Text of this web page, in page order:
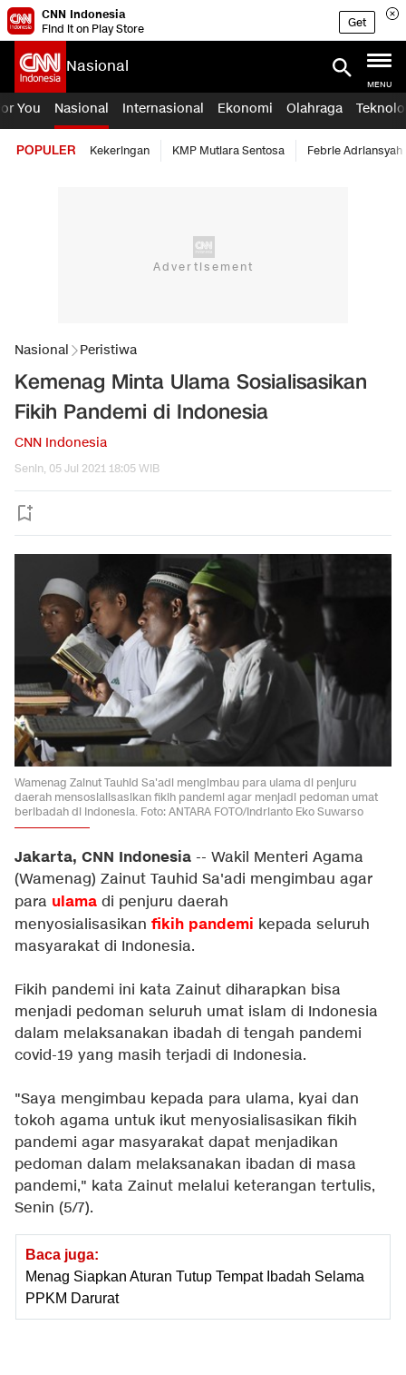
CNN Indonesia
Find it on Play Store
Get
Nasional
MENU
You Nasional Internasional Ekonomi Olahraga
POPULER Kekeringan KMP Mutiara Sentosa Febrie Adriansyah
Nasional Peristiwa
Kemenag Minta Ulama Sosialisasikan
Fikih Pandemi di Indonesia
CNN Indonesia
Senin, 05 Jul 2021 18:05 WIB
Wamenag Zainut Tauhid Sa'adi mengimbau para ulama di penjuru
daerah mensosialisasikan fikih pandemi agar menjadi pedoman umat
beribadah di Indonesia. Foto: ANTARA FOTO/Indrianto Eko Suwarso
Jakarta, CNN Indonesia -- Wakil Menteri Agama
(Wamenag) Zainut Tauhid Sa'adi mengimbau agar
para ulama di penjuru daerah
menyosialisasikan fikih pandemi kepada seluruh
masyarakat di Indonesia.
Fikih pandemi ini kata Zainut diharapkan bisa
menjadi pedoman seluruh umat islam di Indonesia
dalam melaksanakan ibadah di tengah pandemi
covid-19 yang masih terjadi di Indonesia.
"Saya mengimbau kepada para ulama, kyai dan
tokoh agama untuk ikut menyosialisasikan fikih
pandemi agar masyarakat dapat menjadikan
pedoman dalam melaksanakan ibadan di masa
pandemi," kata Zainut melalui keterangan tertulis,
Senin (5/7).
Baca juga:
Menag Siapkan Aturan Tutup Tempat Ibadah Selama
PPKM Darurat